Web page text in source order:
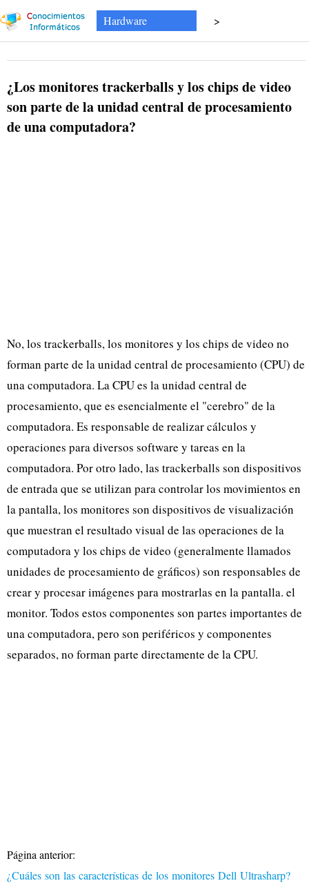
Hardware >
¿Los monitores trackerballs y los chips de video
son parte de la unidad central de procesamiento
de una computadora?
No, los trackerballs, los monitores y los chips de video no
forman parte de la unidad central de procesamiento (CPU) de
una computadora. La CPU es la unidad central de
procesamiento, que es esencialmente el "cerebro" de la
computadora. Es responsable de realizar cálculos y
operaciones para diversos software y tareas en la
computadora. Por otro lado, las trackerballs son dispositivos
de entrada que se utilizan para controlar los movimientos en
la pantalla, los monitores son dispositivos de visualización
que muestran el resultado visual de las operaciones de la
computadora y los chips de video (generalmente llamados
unidades de procesamiento de gráficos) son responsables de
crear y procesar imágenes para mostrarlas en la pantalla. el
monitor. Todos estos componentes son partes importantes de
una computadora, pero son periféricos y componentes
separados, no forman parte directamente de la CPU.
Página anterior:
¿Cuáles son las características de los monitores Dell Ultrasharp?